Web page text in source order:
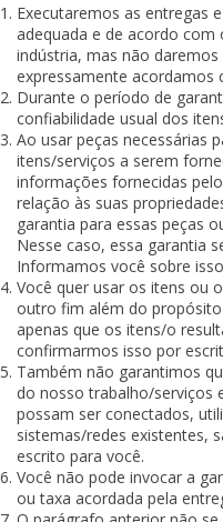
Executaremos as entregas
adequada e de acordo com
indústria, mas não
expressamente acordamos
Durante o período de
confiabilidade usual dos
Ao usar peças necessárias
itens/serviços a serem
informações fornecidas
relação às suas
garantia para essas peças
Nesse caso, essa garantia
Informamos você sobre
Você quer usar os itens ou
outro fim além do
apenas que os itens/o
confirmarmos isso por
Também não garantimos
do nosso trabalho/serviços
possam ser conectados,
sistemas/redes existentes,
escrito para você.
Você não pode invocar a
ou taxa acordada pela